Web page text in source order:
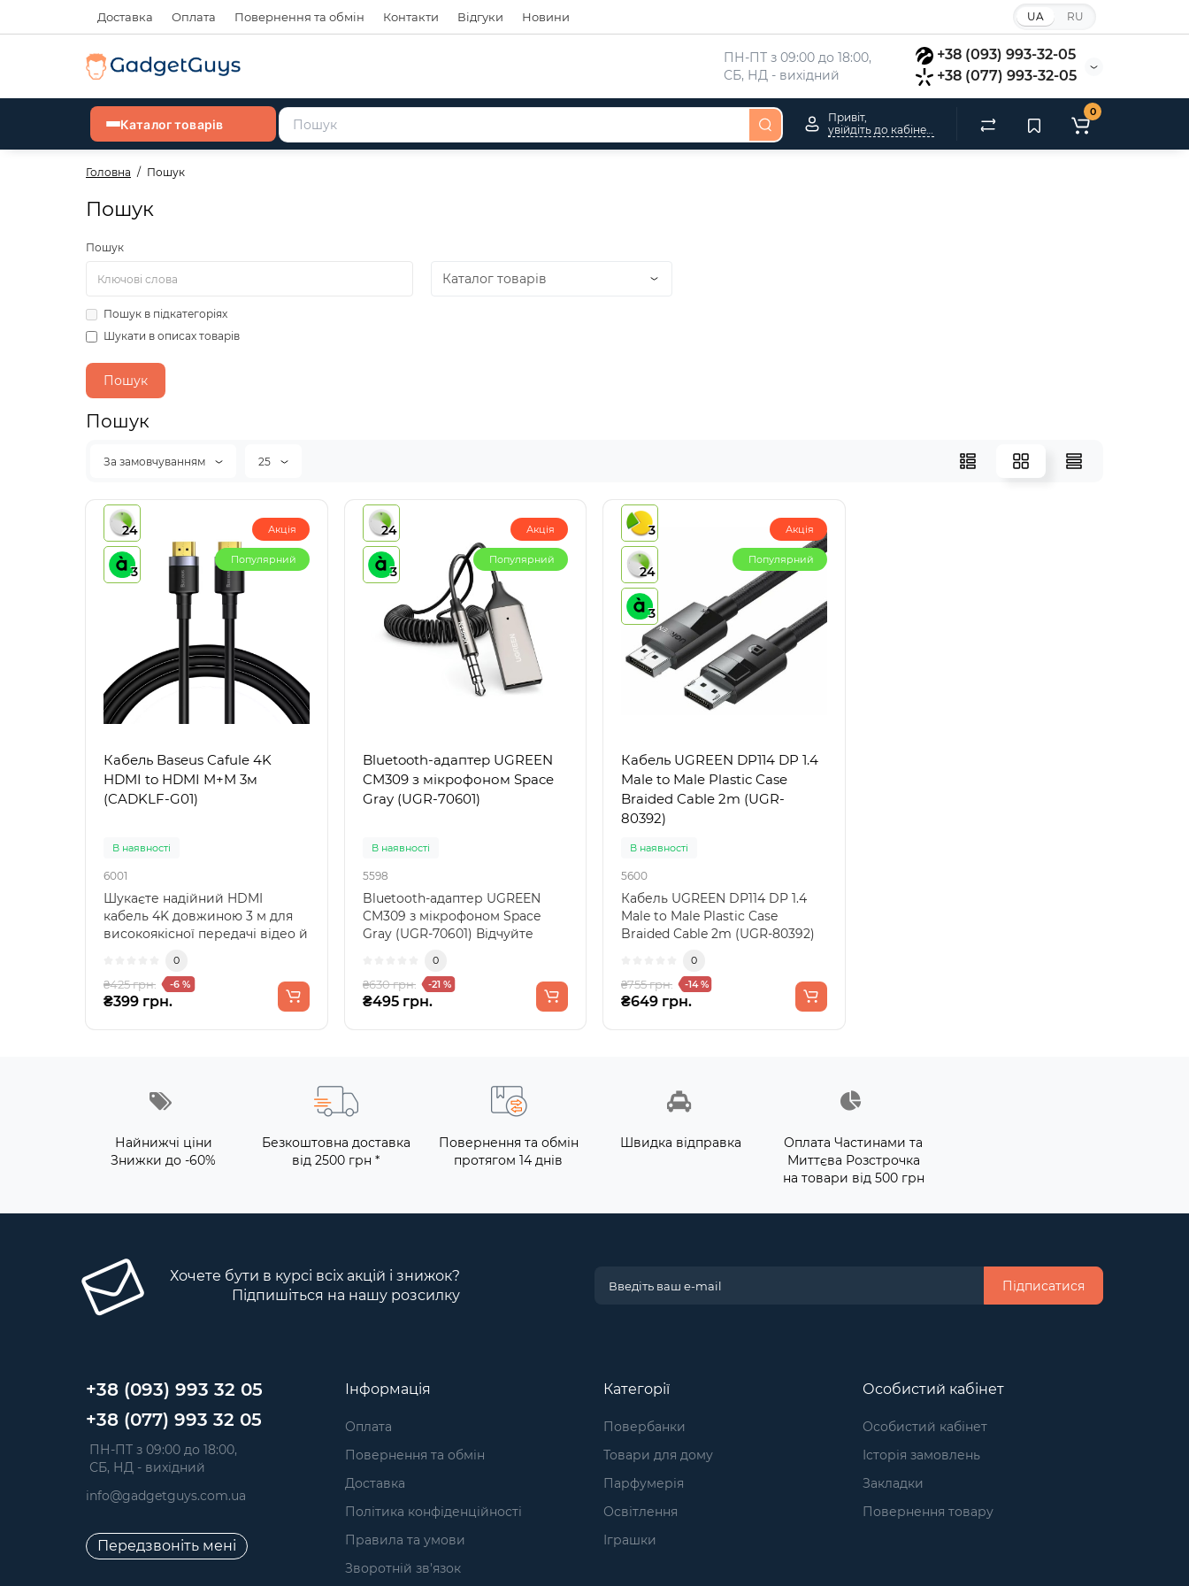
Доставка Оплата Повернення та обмін Контакти Відгуки Новини UA RU
ПН-ПТ з 09:00 до 18:00,
СБ, НД - вихідний
+38 (093) 993-32-05
+38 (077) 993-32-05
Каталог товарів
Привіт,
0
Головна Пошук
Пошук
Пошук
Пошук в підкатегоріях
Шукати в описах товарів
Пошук
За замовчуванням 25
24
3
Акція
Популярний
Кабель Baseus Cafule 4K
HDMI to HDMI M+M 3м
(CADKLF-G01)
В наявності
6001
Шукаєте надійний HDMI
кабель 4K довжиною 3 м для
високоякісної передачі відео й
0
₴425 грн. -6 %
₴399 грн.
24
3
Акція
Популярний
Bluetooth-адаптер UGREEN
CM309 з мікрофоном Space
Gray (UGR-70601)
В наявності
5598
Bluetooth-адаптер UGREEN
CM309 з мікрофоном Space
Gray (UGR-70601) Відчуйте
0
₴630 грн. -21 %
₴495 грн.
3
24
3
Акція
Популярний
Кабель UGREEN DP114 DP 1.4
Male to Male Plastic Case
Braided Cable 2m (UGR-
80392)
В наявності
5600
Кабель UGREEN DP114 DP 1.4
Male to Male Plastic Case
Braided Cable 2m (UGR-80392)
0
₴755 грн. -14 %
₴649 грн.
Найнижчі ціни
Знижки до -60%
Безкоштовна доставка
від 2500 грн *
Повернення та обмін
протягом 14 днів
Швидка відправка
Оплата Частинами та
Миттєва Розстрочка
на товари від 500 грн
Хочете бути в курсі всіх акцій і знижок?
Підпишіться на нашу розсилку
Підписатися
+38 (093) 993 32 05
+38 (077) 993 32 05
ПН-ПТ з 09:00 до 18:00,
СБ, НД - вихідний
info@gadgetguys.com.ua
Передзвоніть мені
Інформація
Оплата
Повернення та обмін
Доставка
Політика конфіденційності
Правила та умови
Зворотній зв’язок
Категорії
Повербанки
Товари для дому
Парфумерія
Освітлення
Іграшки
Особистий кабінет
Особистий кабінет
Історія замовлень
Закладки
Повернення товару